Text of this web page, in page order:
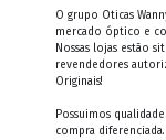
O grupo Oticas
mercado óptico e
Nossas lojas estão
revendedores
Originais!
Possuimos
compra